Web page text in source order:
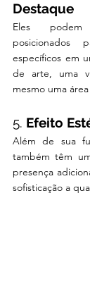
Destaque
Eles podem
posicionados
específicos em
de arte, uma
mesmo uma
5. Efeito
Além de sua
também têm
presença
sofisticação a